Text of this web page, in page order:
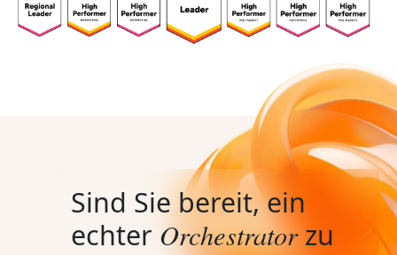
Sind Sie bereit, ein
echter Orchestratorzu